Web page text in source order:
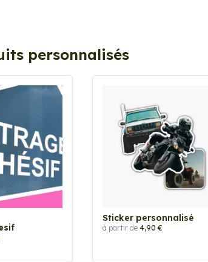
personnalisés
Sticker personnalisé
à partir de 4,90 €